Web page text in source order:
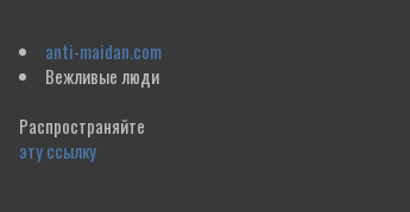
anti-maidan.com
Вежливые люди
Распространяйте
эту ссылку